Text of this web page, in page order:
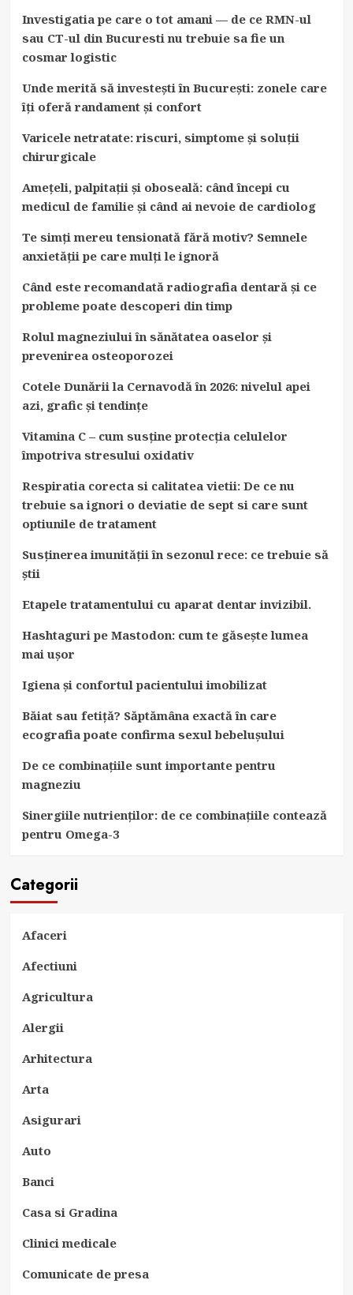
Investigatia pe care o tot amani — de ce RMN-ul
sau CT-ul din Bucuresti nu trebuie sa fie un
cosmar logistic
Unde merită să investești în București: zonele care
îți oferă randament și confort
Varicele netratate: riscuri, simptome și soluții
chirurgicale
Amețeli, palpitații și oboseală: când începi cu
medicul de familie și când ai nevoie de cardiolog
Te simți mereu tensionată fără motiv? Semnele
anxietății pe care mulți le ignoră
Când este recomandată radiografia dentară și ce
probleme poate descoperi din timp
Rolul magneziului în sănătatea oaselor și
prevenirea osteoporozei
Cotele Dunării la Cernavodă în 2026: nivelul apei
azi, grafic și tendințe
Vitamina C – cum susține protecția celulelor
împotriva stresului oxidativ
Respiratia corecta si calitatea vietii: De ce nu
trebuie sa ignori o deviatie de sept si care sunt
optiunile de tratament
Susținerea imunității în sezonul rece: ce trebuie să
știi
Etapele tratamentului cu aparat dentar invizibil.
Hashtaguri pe Mastodon: cum te găsește lumea
mai ușor
Igiena și confortul pacientului imobilizat
Băiat sau fetiță? Săptămâna exactă în care
ecografia poate confirma sexul bebelușului
De ce combinațiile sunt importante pentru
magneziu
Sinergiile nutrienților: de ce combinațiile contează
pentru Omega-3
Categorii
Afaceri
Afectiuni
Agricultura
Alergii
Arhitectura
Arta
Asigurari
Auto
Banci
Casa si Gradina
Clinici medicale
Comunicate de presa